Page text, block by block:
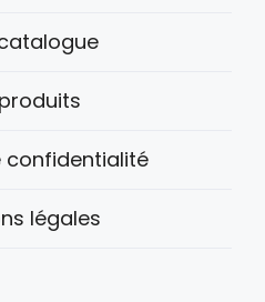
confidentialité
légales